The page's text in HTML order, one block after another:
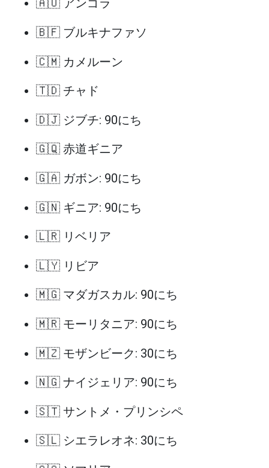
🇦🇴 アンゴラ
🇧🇫 ブルキナファソ
🇨🇲 カメルーン
🇹🇩 チャド
🇩🇯 ジブチ: 90にち
🇬🇶 赤道ギニア
🇬🇦 ガボン: 90にち
🇬🇳 ギニア: 90にち
🇱🇷 リベリア
🇱🇾 リビア
🇲🇬 マダガスカル: 90にち
🇲🇷 モーリタニア: 90にち
🇲🇿 モザンビーク: 30にち
🇳🇬 ナイジェリア: 90にち
🇸🇹 サントメ・プリンシペ
🇸🇱 シエラレオネ: 30にち